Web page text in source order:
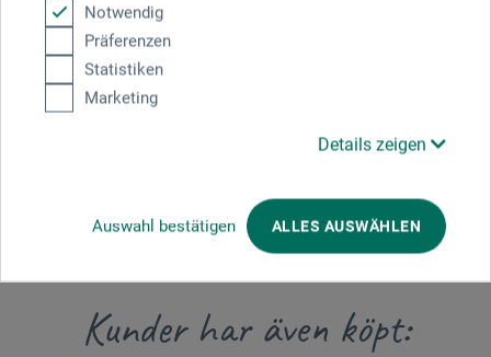
Notwendig
Präferenzen
Statistiken
Marketing
Details zeigen
Auswahl bestätigen ALLES AUSWÄHLEN
boesner GmbH holding + innovations
Gewerkenstr. 2
58456 Witten
Kunder har även köpt: